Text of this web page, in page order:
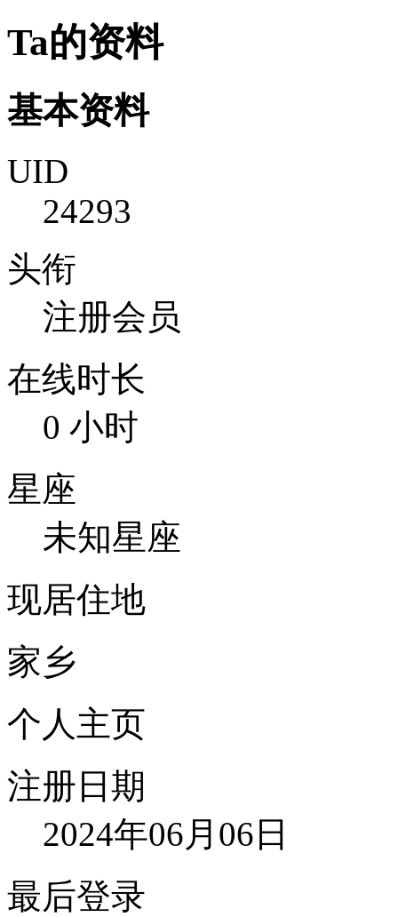
Ta的资料
基本资料
UID
24293
头衔
注册会员
在线时长
0 小时
星座
未知星座
现居住地
家乡
个人主页
注册日期
2024年06月06日
最后登录